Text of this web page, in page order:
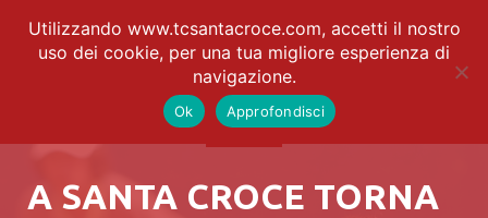
A SANTA CROCE TORNA
Utilizzando www.tcsantacroce.com, accetti il nostro
uso dei cookie, per una tua migliore esperienza di
navigazione.
Ok Approfondisci